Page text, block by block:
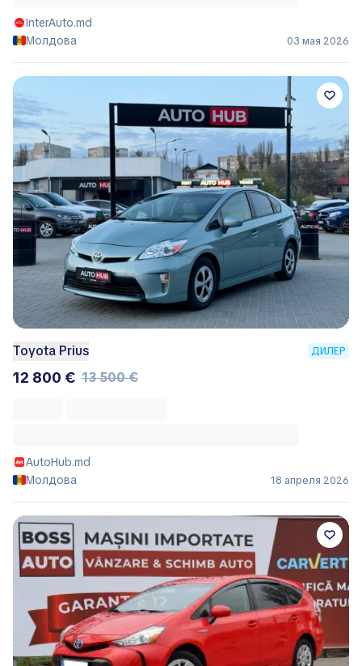
InterAuto.md
Молдова
03 мая 2026
Toyota Prius ДИЛЕР
12 800 € 13 500 €
AutoHub.md
Молдова
18 апреля 2026